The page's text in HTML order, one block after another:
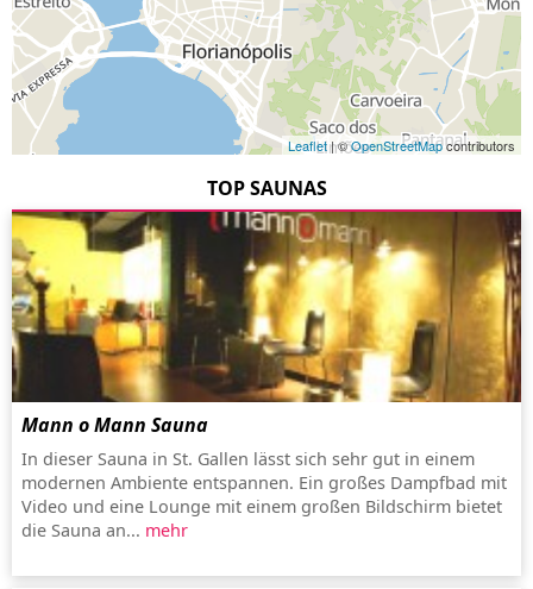
Leaflet| ©OpenStreetMapcontributors
TOP SAUNAS
Mann o Mann Sauna
In dieser Sauna in St. Gallen lässt sich sehr gut in einem
modernen Ambiente entspannen. Ein großes Dampfbad mit
Video und eine Lounge mit einem großen Bildschirm bietet
die Sauna an... mehr